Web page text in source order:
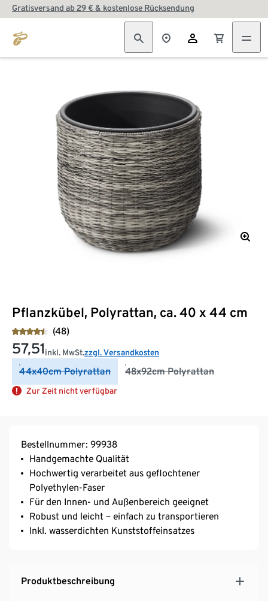
Gratisversand ab 29 € & kostenlose Rücksendung
Pflanzkübel, Polyrattan, ca. 40 x 44 cm
(48)
57,51inkl. MwSt.zzgl. Versandkosten
44x40cm Polyrattan 48x92cm Polyrattan
Zur Zeit nicht verfügbar
Bestellnummer: 99938
Handgemachte Qualität
Hochwertig verarbeitet aus geflochtener
Polyethylen-Faser
Für den Innen- und Außenbereich geeignet
Robust und leicht – einfach zu transportieren
Inkl. wasserdichten Kunststoffeinsatzes
Produktbeschreibung